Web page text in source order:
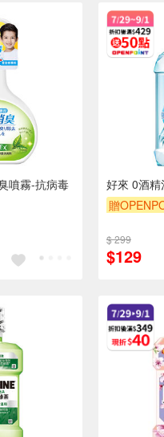
噴霧-抗病毒
好來 0酒
贈
$ 299
$129